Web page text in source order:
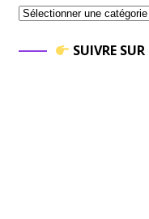
SUIVRE